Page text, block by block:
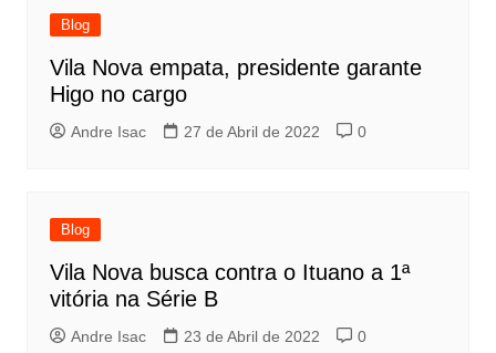
Blog
Vila Nova empata, presidente garante
Higo no cargo
Andre Isac 27 de Abril de 2022 0
Blog
Vila Nova busca contra o Ituano a 1ª
vitória na Série B
Andre Isac 23 de Abril de 2022 0